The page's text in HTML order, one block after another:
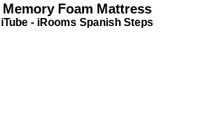
Memory Foam Mattress
iTube - iRooms Spanish Steps